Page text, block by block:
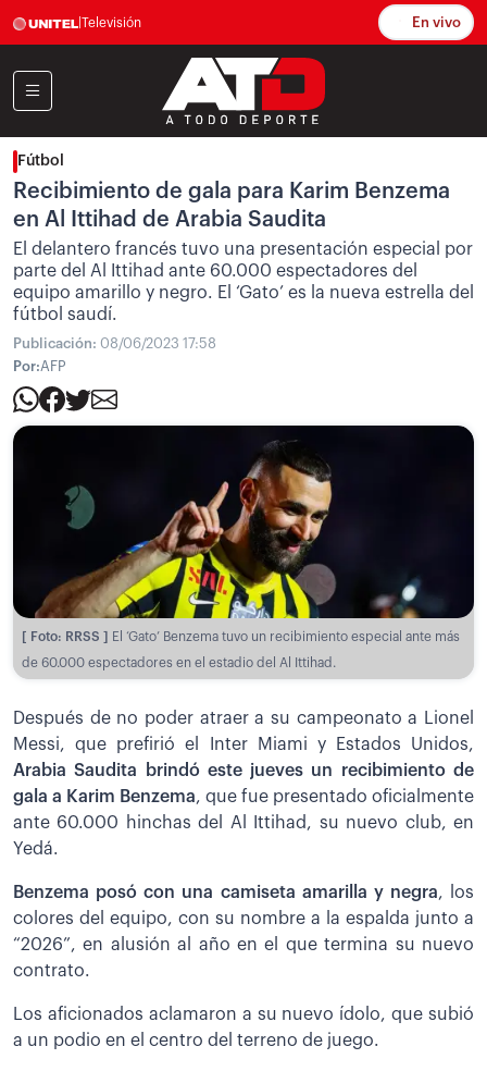
Televisión En vivo
Fútbol
Recibimiento de gala para Karim Benzema
en Al Ittihad de Arabia Saudita
El delantero francés tuvo una presentación especial por
parte del Al Ittihad ante 60.000 espectadores del
equipo amarillo y negro. El ‘Gato’ es la nueva estrella del
fútbol saudí.
Publicación: 08/06/2023 17:58
Por:AFP
[ Foto: RRSS ]
El ‘Gato’ Benzema tuvo un recibimiento especial ante más
de 60.000 espectadores en el estadio del Al Ittihad.
Después de no poder atraer a su campeonato a Lionel
Messi, que prefirió el Inter Miami y Estados Unidos,
Arabia Saudita brindó este jueves un recibimiento de
gala a Karim Benzema, que fue presentado oficialmente
ante 60.000 hinchas del Al Ittihad, su nuevo club, en
Yedá.
Benzema posó con una camiseta amarilla y negra, los
colores del equipo, con su nombre a la espalda junto a
“2026”, en alusión al año en el que termina su nuevo
contrato.
Los aficionados aclamaron a su nuevo ídolo, que subió
a un podio en el centro del terreno de juego.